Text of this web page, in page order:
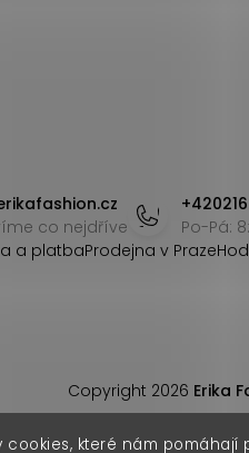
cookies, které nám
co nejdříve
Po-Pá:
a platbaProdejna v Praze
Copyright 2026 Erika